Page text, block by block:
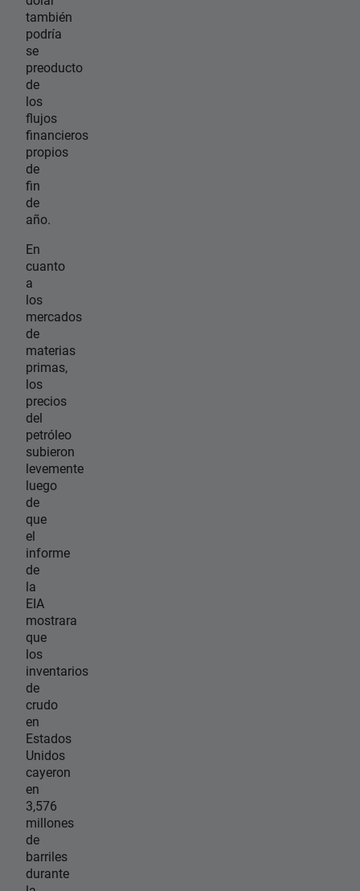
también
podría
se
preoducto
de
los
flujos
financieros
propios
de
fin
de
año.
En
cuanto
a
los
mercados
de
materias
primas,
los
precios
del
petróleo
subieron
levemente
luego
de
que
el
informe
de
la
EIA
mostrara
que
los
inventarios
de
crudo
en
Estados
Unidos
cayeron
en
3,576
millones
de
barriles
durante